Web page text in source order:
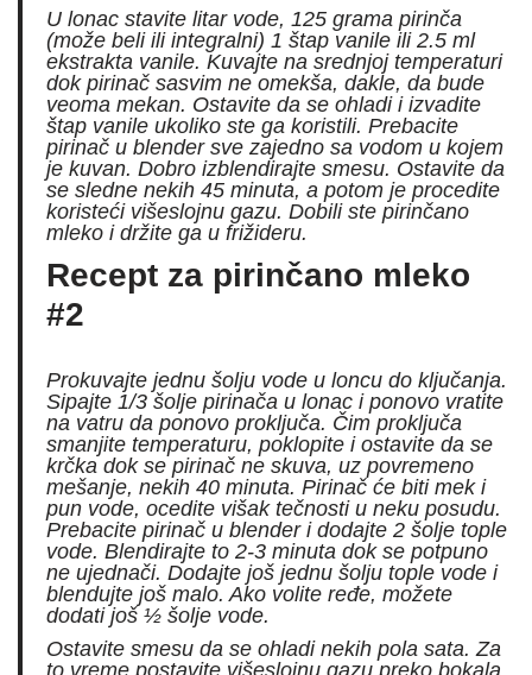
U lonac stavite litar vode, 125 grama pirinča
(može beli ili integralni) 1 štap vanile ili 2.5 ml
ekstrakta vanile. Kuvajte na srednjoj temperaturi
dok pirinač sasvim ne omekša, dakle, da bude
veoma mekan. Ostavite da se ohladi i izvadite
štap vanile ukoliko ste ga koristili. Prebacite
pirinač u blender sve zajedno sa vodom u kojem
je kuvan. Dobro izblendirajte smesu. Ostavite da
se sledne nekih 45 minuta, a potom je procedite
koristeći višeslojnu gazu. Dobili ste pirinčano
mleko i držite ga u frižideru.
Recept za pirinčano mleko
#2
Prokuvajte jednu šolju vode u loncu do ključanja.
Sipajte 1/3 šolje pirinača u lonac i ponovo vratite
na vatru da ponovo proključa. Čim proključa
smanjite temperaturu, poklopite i ostavite da se
krčka dok se pirinač ne skuva, uz povremeno
mešanje, nekih 40 minuta. Pirinač će biti mek i
pun vode, ocedite višak tečnosti u neku posudu.
Prebacite pirinač u blender i dodajte 2 šolje tople
vode. Blendirajte to 2-3 minuta dok se potpuno
ne ujednači. Dodajte još jednu šolju tople vode i
blendujte još malo. Ako volite ređe, možete
dodati još ½ šolje vode.
Ostavite smesu da se ohladi nekih pola sata. Za